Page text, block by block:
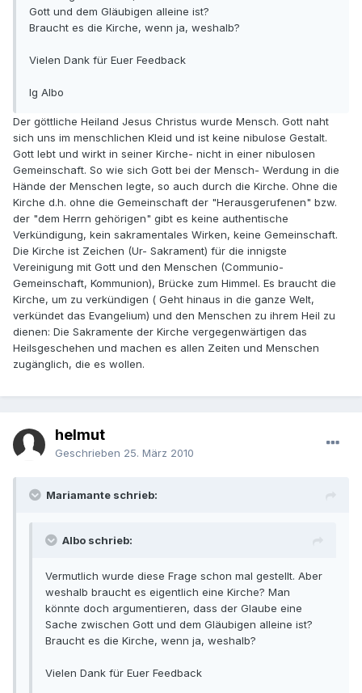
Gott und dem Gläubigen alleine ist?
Braucht es die Kirche, wenn ja, weshalb?
Vielen Dank für Euer Feedback
lg Albo
Der göttliche Heiland Jesus Christus wurde Mensch. Gott naht
sich uns im menschlichen Kleid und ist keine nibulose Gestalt.
Gott lebt und wirkt in seiner Kirche- nicht in einer nibulosen
Gemeinschaft. So wie sich Gott bei der Mensch- Werdung in die
Hände der Menschen legte, so auch durch die Kirche. Ohne die
Kirche d.h. ohne die Gemeinschaft der "Herausgerufenen" bzw.
der "dem Herrn gehörigen" gibt es keine authentische
Verkündigung, kein sakramentales Wirken, keine Gemeinschaft.
Die Kirche ist Zeichen (Ur- Sakrament) für die innigste
Vereinigung mit Gott und den Menschen (Communio-
Gemeinschaft, Kommunion), Brücke zum Himmel. Es braucht die
Kirche, um zu verkündigen ( Geht hinaus in die ganze Welt,
verkündet das Evangelium) und den Menschen zu ihrem Heil zu
dienen: Die Sakramente der Kirche vergegenwärtigen das
Heilsgeschehen und machen es allen Zeiten und Menschen
zugänglich, die es wollen.
helmut
Geschrieben 25. März 2010
Mariamante schrieb:
Albo schrieb:
Vermutlich wurde diese Frage schon mal gestellt. Aber
weshalb braucht es eigentlich eine Kirche? Man
könnte doch argumentieren, dass der Glaube eine
Sache zwischen Gott und dem Gläubigen alleine ist?
Braucht es die Kirche, wenn ja, weshalb?
Vielen Dank für Euer Feedback